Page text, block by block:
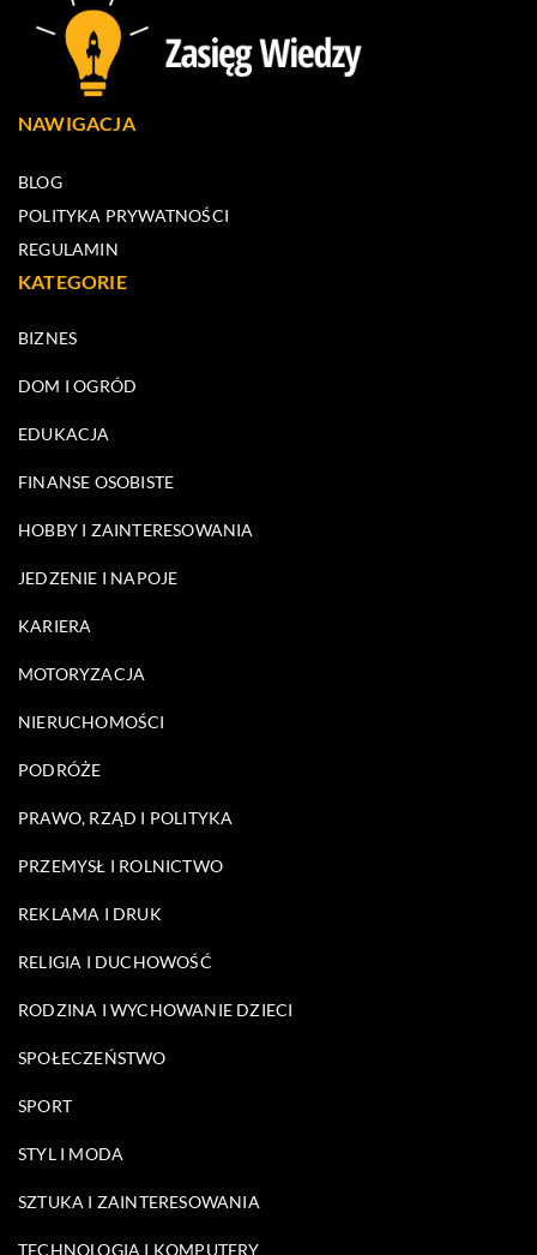
NAWIGACJA
BLOG
POLITYKA PRYWATNOŚCI
REGULAMIN
KATEGORIE
BIZNES
DOM I OGRÓD
EDUKACJA
FINANSE OSOBISTE
HOBBY I ZAINTERESOWANIA
JEDZENIE I NAPOJE
KARIERA
MOTORYZACJA
NIERUCHOMOŚCI
PODRÓŻE
PRAWO, RZĄD I POLITYKA
PRZEMYSŁ I ROLNICTWO
REKLAMA I DRUK
RELIGIA I DUCHOWOŚĆ
RODZINA I WYCHOWANIE DZIECI
SPOŁECZEŃSTWO
SPORT
STYL I MODA
SZTUKA I ZAINTERESOWANIA
TECHNOLOGIA I KOMPUTERY